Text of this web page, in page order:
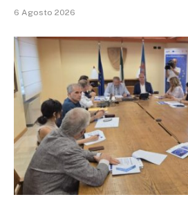
6 Agosto 2026